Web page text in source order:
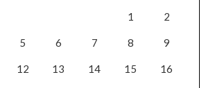
1
2
5 6 7 8 9
12 13 14 15 16